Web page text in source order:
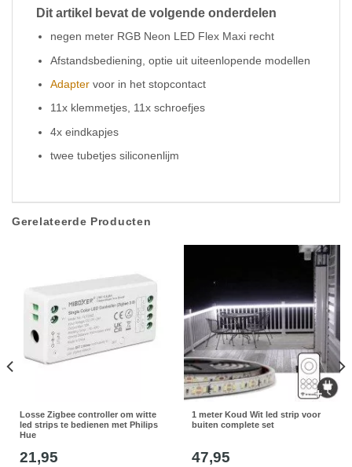
Dit artikel bevat de volgende onderdelen
negen meter RGB Neon LED Flex Maxi recht
Afstandsbediening, optie uit uiteenlopende modellen
Adapter voor in het stopcontact
11x klemmetjes, 11x schroefjes
4x eindkapjes
twee tubetjes siliconenlijm
Gerelateerde Producten
Losse Zigbee controller om witte
led strips te bedienen met Philips
Hue
21,95
1 meter Koud Wit led strip voor
buiten complete set
47,95